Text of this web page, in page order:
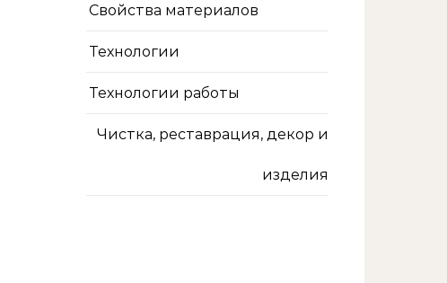
Свойства материалов
Технологии
Технологии работы
Чистка, реставрация, декор и
изделия